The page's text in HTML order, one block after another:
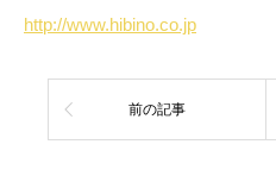
http://www.hibino.co.jp
前の記事